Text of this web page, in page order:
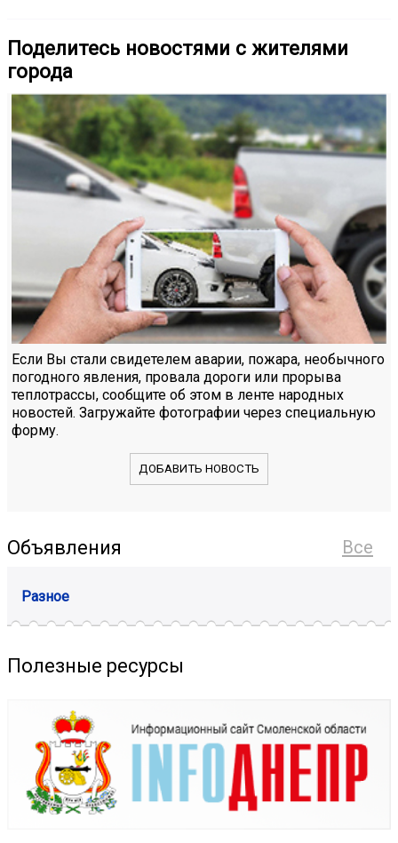
Поделитесь новостями с жителями
города
Если Вы стали свидетелем аварии, пожара, необычного
погодного явления, провала дороги или прорыва
теплотрассы, сообщите об этом в ленте народных
новостей. Загружайте фотографии через специальную
форму.
ДОБАВИТЬ НОВОСТЬ
Все
Объявления
Разное
Полезные ресурсы